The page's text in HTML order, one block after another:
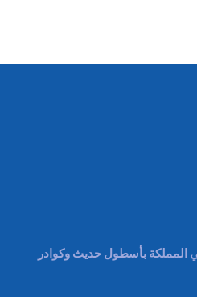
المملكة بأسطول حديث وكوادر